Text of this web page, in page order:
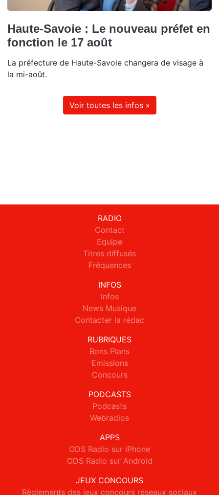
Haute-Savoie : Le nouveau préfet en
fonction le 17 août
La préfecture de Haute-Savoie changera de visage à
la mi-août.
Voir toutes les infos »
RADIO
Contact
Equipe
Titres diffusés
Fréquences
INFOS
Infos
News Musique
Contacter la rédac
RUBRIQUES
Bons Plans
Emissions
Concours
PODCASTS
Podcasts
Webradios
APPS
ODS Radio sur iPhone
ODS Radio sur Android
JEUX CONCOURS
Règlements des jeux concours réseaux sociaux